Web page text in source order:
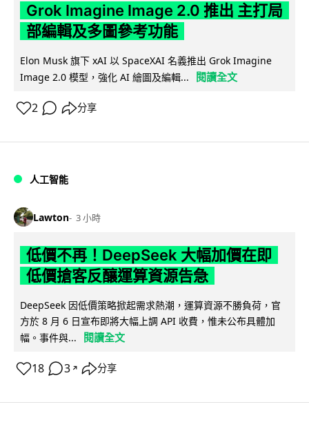
Grok Imagine Image 2.0 推出 主打局
部編輯及多圖參考功能
Elon Musk 旗下 xAI 以 SpaceXAI 名義推出 Grok Imagine
Image 2.0 模型，強化 AI 繪圖及編輯...
閱讀全文
2 分享
人工智能
Lawton 3 小時
低價不再！DeepSeek 大幅加價在即
低價搶客反釀運算資源告急
DeepSeek 因低價策略掀起需求熱潮，運算資源不勝負荷，官
方於 8 月 6 日宣布即將大幅上調 API 收費，惟未公布具體加
幅。事件與...
閱讀全文
18 3 ↗ 分享